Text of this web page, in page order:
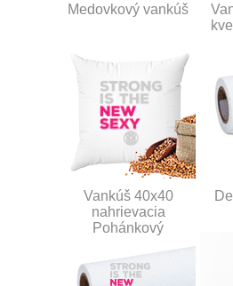
Medovkový vankúš
Vankúš 40x40
nahrievacia
Pohánkový